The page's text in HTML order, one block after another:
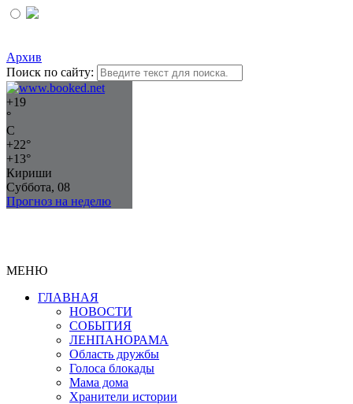
Архив
Поиск по сайту:
+19
°
C
+22°
+13°
Кириши
Суббота, 08
Прогноз на неделю
МЕНЮ
ГЛАВНАЯ
НОВОСТИ
СОБЫТИЯ
ЛЕНПАНОРАМА
Область дружбы
Голоса блокады
Мама дома
Хранители истории